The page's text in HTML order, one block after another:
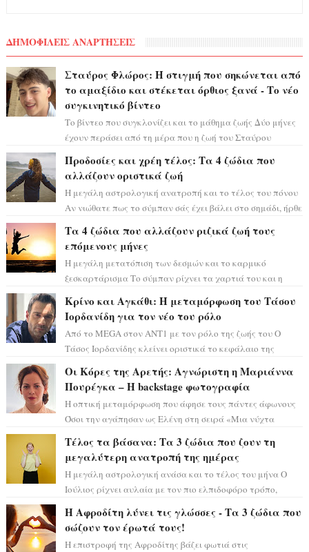
ΔΗΜΟΦΙΛΕΙΣ ΑΝΑΡΤΗΣΕΙΣ
Σταύρος Φλώρος: Η στιγμή που σηκώνεται από
το αμαξίδιο και στέκεται όρθιος ξανά - Το νέο
συγκινητικό βίντεο
Το βίντεο που συγκλονίζει και το μάθημα ζωής Δύο μήνες
έχουν περάσει από τη μέρα που η ζωή του Σταύρου
Προδοσίες και χρέη τέλος: Τα 4 ζώδια που
αλλάζουν οριστικά ζωή
Η μεγάλη αστρολογική ανατροπή και το τέλος του πόνου
Αν νιώθατε πως το σύμπαν σάς έχει βάλει στο σημάδι, ήρθε
Τα 4 ζώδια που αλλάζουν ριζικά ζωή τους
επόμενους μήνες
Η μεγάλη μετατόπιση των δεσμών και το καρμικό
ξεσκαρτάρισμα Το σύμπαν ρίχνει τα χαρτιά του και η
Κρίνο και Αγκάθι: Η μεταμόρφωση του Τάσου
Ιορδανίδη για τον νέο του ρόλο
Από το MEGA στον ΑΝΤ1 με τον ρόλο της ζωής του Ο
Τάσος Ιορδανίδης κλείνει οριστικά το κεφάλαιο της
Οι Κόρες της Αρετής: Αγνώριστη η Μαριάννα
Πουρέγκα – H backstage φωτογραφία
Η οπτική μεταμόρφωση που άφησε τους πάντες άφωνους
Όσοι την αγάπησαν ως Ελένη στη σειρά «Μια νύχτα
Τέλος τα βάσανα: Τα 3 ζώδια που ζουν τη
μεγαλύτερη ανατροπή της ημέρας
Η μεγάλη αστρολογική ανάσα και το τέλος του μήνα Ο
Ιούλιος ρίχνει αυλαία με τον πιο ελπιδοφόρο τρόπο,
Η Αφροδίτη λύνει τις γλώσσες - Τα 3 ζώδια που
σώζουν τον έρωτά τους!
Η επιστροφή της Αφροδίτης βάζει φωτιά στις